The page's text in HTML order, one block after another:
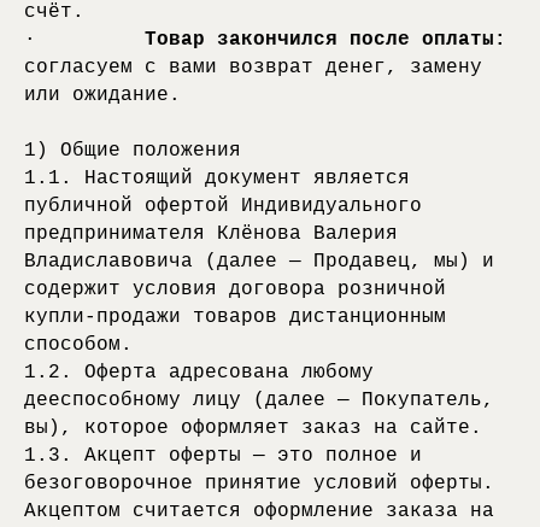
счёт.
· Товар закончился после оплаты:
согласуем с вами возврат денег, замену
или ожидание.
1) Общие положения
1.1. Настоящий документ является
публичной офертой Индивидуального
предпринимателя Клёнова Валерия
Владиславовича (далее — Продавец, мы) и
содержит условия договора розничной
купли-продажи товаров дистанционным
способом.
1.2. Оферта адресована любому
дееспособному лицу (далее — Покупатель,
вы), которое оформляет заказ на сайте.
1.3. Акцепт оферты — это полное и
безоговорочное принятие условий оферты.
Акцептом считается оформление заказа на